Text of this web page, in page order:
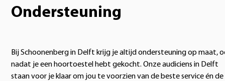
Ondersteuning
Bij Schoonenberg in Delft krijg je altijd ondersteuning op maat,
nadat je een hoortoestel hebt gekocht. Onze audiciens in Delft
staan voor je klaar om jou te voorzien van de beste service én de